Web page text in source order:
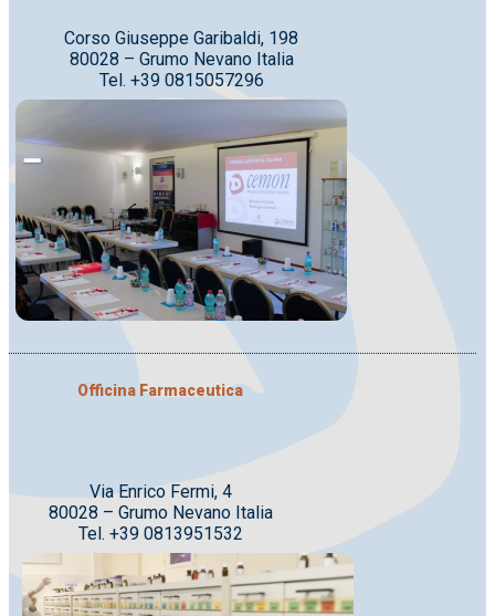
Corso Giuseppe Garibaldi, 198
80028 – Grumo Nevano Italia
Tel. +39 0815057296
Officina Farmaceutica
Via Enrico Fermi, 4
80028 – Grumo Nevano Italia
Tel. +39 0813951532